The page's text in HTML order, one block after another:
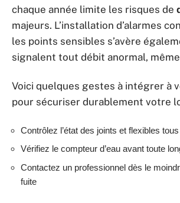
chaque année limite les risques de
majeurs. L’installation d’alarmes
les points sensibles s’avère
signalent tout débit anormal,
Voici quelques gestes à intégrer à
pour sécuriser durablement votre
Contrôlez l’état des joints et flexibles
Vérifiez le compteur d’eau avant toute
Contactez un professionnel dès le
fuite